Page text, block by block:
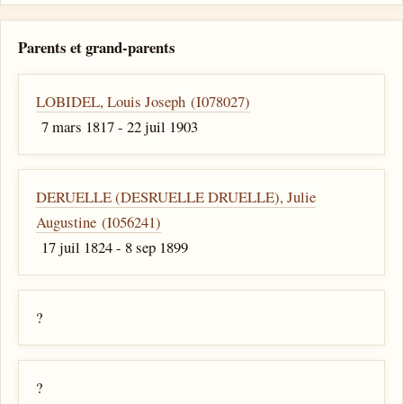
Parents et grand-parents
LOBIDEL, Louis Joseph (I078027)
7 mars 1817 - 22 juil 1903
DERUELLE (DESRUELLE DRUELLE), Julie
Augustine (I056241)
17 juil 1824 - 8 sep 1899
?
?